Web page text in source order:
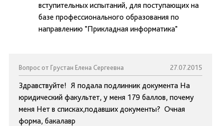
вступительных испытаний, для поступающих на
базе профессионального образования по
направлению "Прикладная информатика"
Вопрос от Грустан Елена Сергеевна 27.07.2015
Здравствуйте! Я подала подлинник документа На
юридический факультет, у меня 179 баллов, почему
меня Нет в списках,подавших документы? Очная
форма, бакалавр